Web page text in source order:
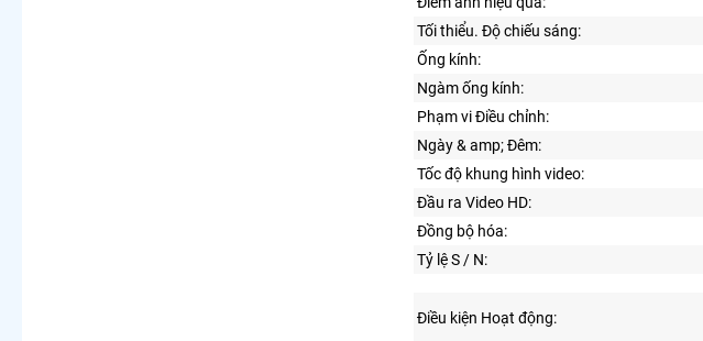
Tối thiểu. Độ chiếu sáng:
Ống kính:
Ngàm ống kính:
Phạm vi Điều chỉnh:
Ngày & amp; Đêm:
Tốc độ khung hình video:
Đầu ra Video HD:
Đồng bộ hóa:
Tỷ lệ S / N:
Điều kiện Hoạt động: